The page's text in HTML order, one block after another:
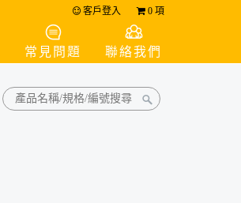
客戶登入 0 項
常見問題 聯絡我們